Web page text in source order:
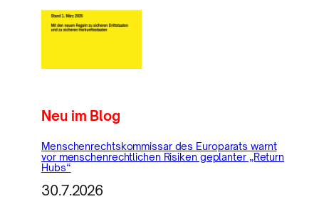
Neu im Blog
Menschenrechtskommissar des Europarats warnt
vor menschenrechtlichen Risiken geplanter „Return
Hubs“
30.7.2026